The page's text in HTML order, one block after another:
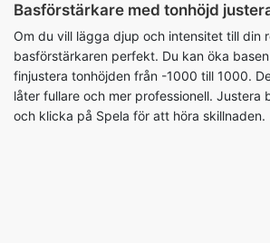
Basförstärkare med tonhöjd
Om du vill lägga djup och intensitet till din
basförstärkaren perfekt. Du kan öka
finjustera tonhöjden från -1000 till 1000.
låter fullare och mer professionell. Justera
och klicka på Spela för att höra skillnaden.